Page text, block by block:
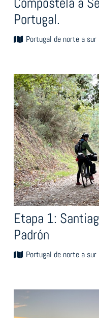
Portugal.
Portugal de norte a sur
Etapa 1:
Padrón
Portugal de norte a sur